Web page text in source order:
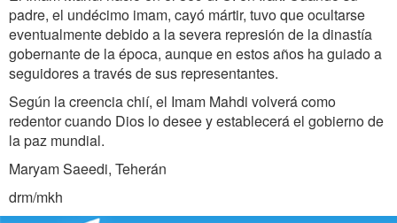
padre, el undécimo imam, cayó mártir, tuvo que ocultarse
eventualmente debido a la severa represión de la dinastía
gobernante de la época, aunque en estos años ha guiado a
seguidores a través de sus representantes.
Según la creencia chií, el Imam Mahdi volverá como
redentor cuando Dios lo desee y establecerá el gobierno de
la paz mundial.
Maryam Saeedi, Teherán
drm/mkh